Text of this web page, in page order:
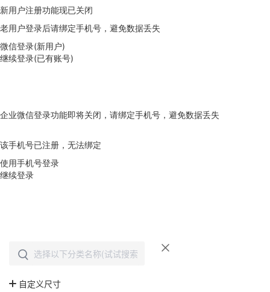
新用户注册功能现已关闭
老用户登录后请绑定手机号，避免数据丢失
微信登录(新用户)
继续登录(已有账号)
企业微信登录功能即将关闭，请绑定手机号，避免数据丢失
该手机号已注册，无法绑定
使用手机号登录
继续登录